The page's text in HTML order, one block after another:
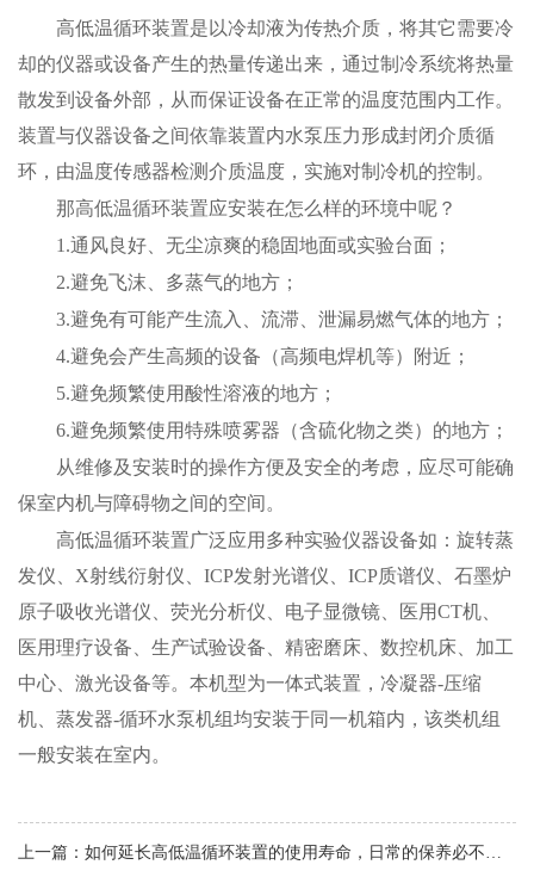
高低温循环装置是以冷却液为传热介质，将其它需要冷
却的仪器或设备产生的热量传递出来，通过制冷系统将热量
散发到设备外部，从而保证设备在正常的温度范围内工作。
装置与仪器设备之间依靠装置内水泵压力形成封闭介质循
环，由温度传感器检测介质温度，实施对制冷机的控制。
那高低温循环装置应安装在怎么样的环境中呢？
1.通风良好、无尘凉爽的稳固地面或实验台面；
2.避免飞沫、多蒸气的地方；
3.避免有可能产生流入、流滞、泄漏易燃气体的地方；
4.避免会产生高频的设备（高频电焊机等）附近；
5.避免频繁使用酸性溶液的地方；
6.避免频繁使用特殊喷雾器（含硫化物之类）的地方；
从维修及安装时的操作方便及安全的考虑，应尽可能确
保室内机与障碍物之间的空间。
高低温循环装置广泛应用多种实验仪器设备如：旋转蒸
发仪、X射线衍射仪、ICP发射光谱仪、ICP质谱仪、石墨炉
原子吸收光谱仪、荧光分析仪、电子显微镜、医用CT机、
医用理疗设备、生产试验设备、精密磨床、数控机床、加工
中心、激光设备等。本机型为一体式装置，冷凝器-压缩
机、蒸发器-循环水泵机组均安装于同一机箱内，该类机组
一般安装在室内。
上一篇： 如何延长高低温循环装置的使用寿命，日常的保养必不可少！